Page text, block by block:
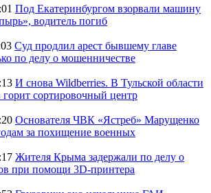
Под Екатеринбургом взорвали машину
водитель погиб
Суд продлил арест бывшему главе
по делу о мошенничестве
И снова Wildberries. В Тульской области
горит сортировочный центр
Основателя ЧВК «Ястреб» Марущенко
за похищение военных
Жителя Крыма задержали по делу о
при помощи 3D‑принтера